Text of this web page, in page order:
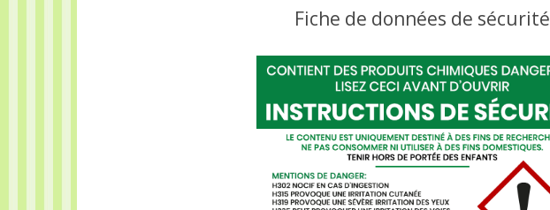
Fiche de données de sécurité